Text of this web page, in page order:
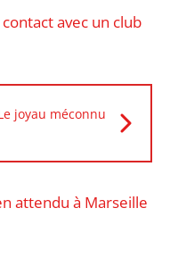
avec un club
joyau méconnu
attendu à Marseille